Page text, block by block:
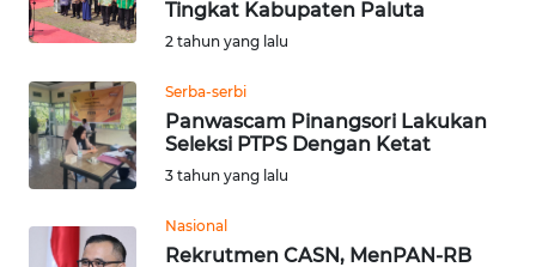
Tingkat Kabupaten Paluta
2 tahun yang lalu
Serba-serbi
Panwascam Pinangsori Lakukan
Seleksi PTPS Dengan Ketat
3 tahun yang lalu
Nasional
Rekrutmen CASN, MenPAN-RB
SUMSEL
WN
BENGKULU
WN
LAMPUNG
WN